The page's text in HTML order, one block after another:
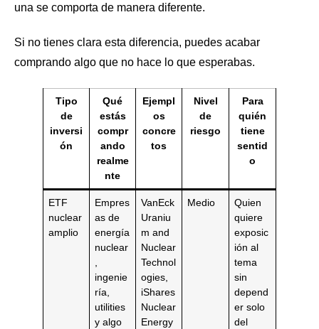
una se comporta de manera diferente.
Si no tienes clara esta diferencia, puedes acabar
comprando algo que no hace lo que esperabas.
Tipo
de
inversi
ón
Qué
estás
compr
ando
realme
nte
Ejempl
os
concre
tos
Nivel
de
riesgo
Para
quién
tiene
sentid
o
ETF
nuclear
amplio
Empres
as de
energía
nuclear
ingenie
ría,
utilities
y algo
VanEck
Uraniu
m and
Nuclear
Technol
ogies,
iShares
Nuclear
Energy
Medio
Quien
quiere
exposic
ión al
tema
sin
depend
er solo
del